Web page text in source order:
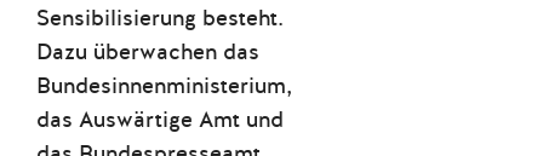
Sensibilisierung besteht.
Dazu überwachen das
Bundesinnenministerium,
das Auswärtige Amt und